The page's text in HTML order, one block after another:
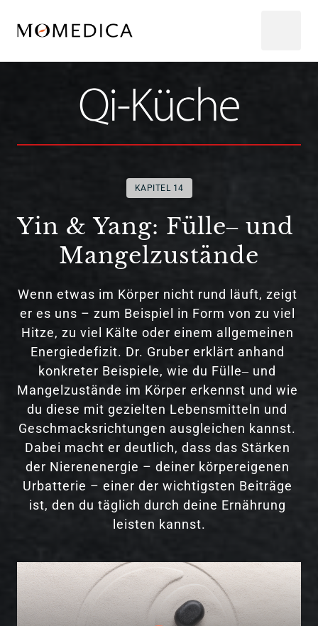
KAPITEL 14
Yin & Yang: Fülle‒
Mangelzustände
Wenn etwas im Körper nicht rund läuft,
er es uns – zum Beispiel in Form von zu
Hitze, zu viel Kälte oder einem
Energiedefizit. Dr. Gruber erklärt
konkreter Beispiele, wie du Fülle‒
Mangelzustände im Körper erkennst und
du diese mit gezielten Lebensmitteln
Geschmacksrichtungen ausgleichen
Dabei macht er deutlich, dass das
der Nierenenergie – deiner
Urbatterie – einer der wichtigsten
ist, den du täglich durch deine
leisten kannst.